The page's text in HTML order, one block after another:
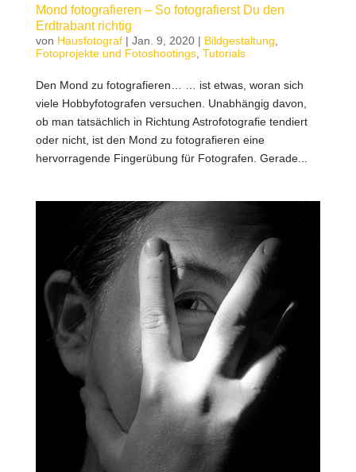
Mond fotografieren – So fotografierst Du den
Erdtrabant richtig
von Hausfotograf| Jan. 9, 2020| Bildgestaltung
Fotoprojekte und Fotoshootings, Tutorials
Den Mond zu fotografieren… … ist etwas, woran sich
viele Hobbyfotografen versuchen. Unabhängig davon,
ob man tatsächlich in Richtung Astrofotografie tendiert
oder nicht, ist den Mond zu fotografieren eine
hervorragende Fingerübung für Fotografen. Gerade...